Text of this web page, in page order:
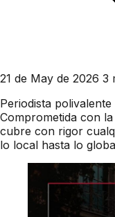
21 de May de 2026 3
Periodista
Comprometida con
cubre con rigor
lo local hasta lo